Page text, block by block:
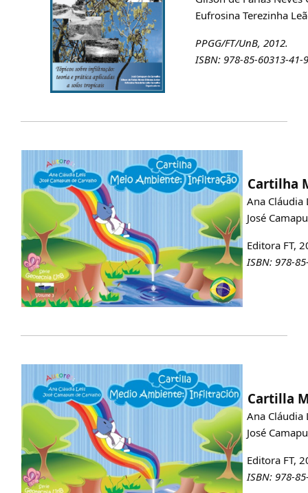
Eufrosina Terezinha
PPGG/FT/UnB, 2012.
ISBN: 978-85-60313-41-9
Cartilha
Ana Cláudia
José
Editora FT,
ISBN: 978-
Cartilla
Ana Cláudia
José
Editora FT,
ISBN: 978-